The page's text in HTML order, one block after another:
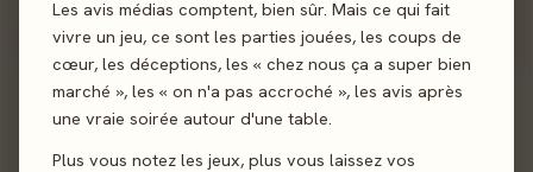
Les avis médias comptent, bien sûr. Mais ce qui fait
vivre un jeu, ce sont les parties jouées, les coups de
cœur, les déceptions, les « chez nous ça a super bien
marché », les « on n'a pas accroché », les avis après
une vraie soirée autour d'une table.
Plus vous notez les jeux, plus vous laissez vos
Affrontement Exploration
Sortie 27 septembre 2024